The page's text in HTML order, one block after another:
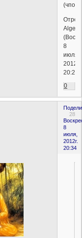
8
июля,
2012г.
20:24)
0
28
8
июля,
2012г.
20:34